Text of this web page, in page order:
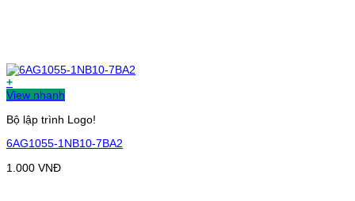
+
View nhanh
Bộ lập trình Logo!
6AG1055-1NB10-7BA2
1.000 VNĐ